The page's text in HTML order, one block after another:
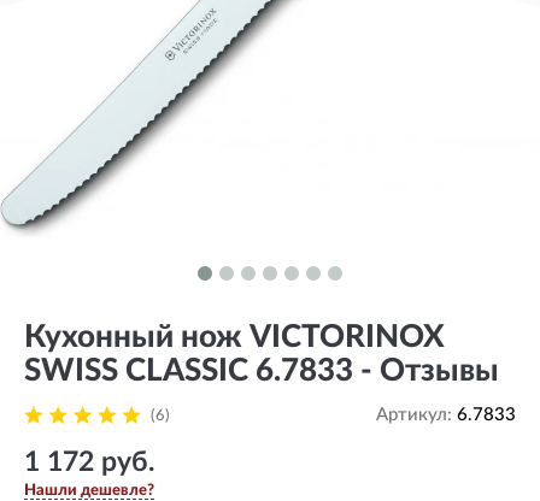
Кухонный нож VICTORINOX
SWISS CLASSIC 6.7833 - Отзывы
(6) Артикул: 6.7833
1 172 руб.
Нашли дешевле?